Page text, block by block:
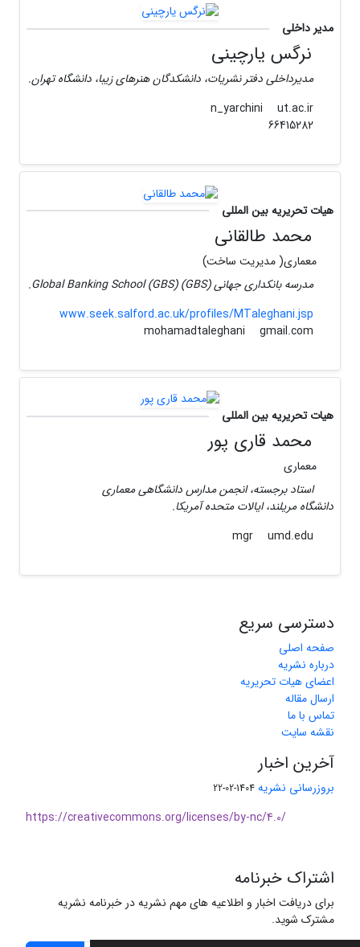
مدیر داخلی
نرگس یارچینی
مدیرداخلی دفتر نشریات، دانشکدگان هنرهای زیبا، دانشگاه تهران.
n_yarchini
ut.ac.ir
66415282
هیات تحریریه بین المللی
محمد طالقانی
معماری( مدیریت ساخت)
مدرسه بانکداری جهانی (GBS) Global Banking School (GBS).
www.seek.salford.ac.uk/profiles/MTaleghani.jsp
gmail.com
هیات تحریریه بین المللی
محمد قاری پور
معماری
استاد برجسته، انجمن مدارس دانشگاهی معماری
دانشگاه مریلند، ایالات متحده آمریکا.
umd.edu
دسترسی سریع
صفحه اصلی
درباره نشریه
اعضای هیات تحریریه
ارسال مقاله
تماس با ما
نقشه سایت
آخرین اخبار
بروزرسانی نشریه 1404-02-22
https://creativecommons.org/licenses/by-nc/4.0/
اشتراک خبرنامه
برای دریافت اخبار و اطلاعیه های مهم نشریه در خبرنامه نشریه
مشترک شوید.